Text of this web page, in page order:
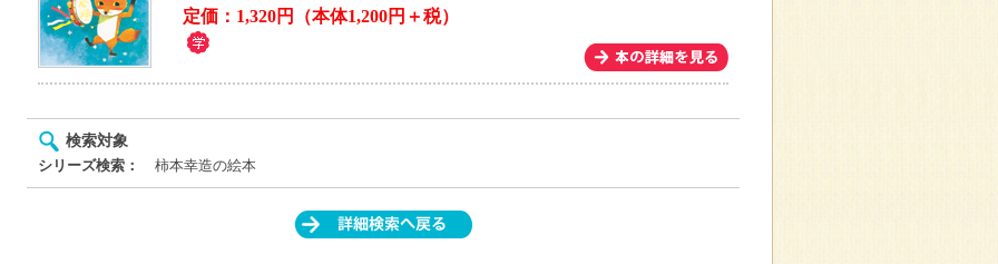
定価：1,320円（本体1,200円＋税）
検索対象
シリーズ検索： 柿本幸造の絵本